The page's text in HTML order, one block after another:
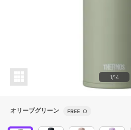
1/14
オリーブグリーン FREE ○